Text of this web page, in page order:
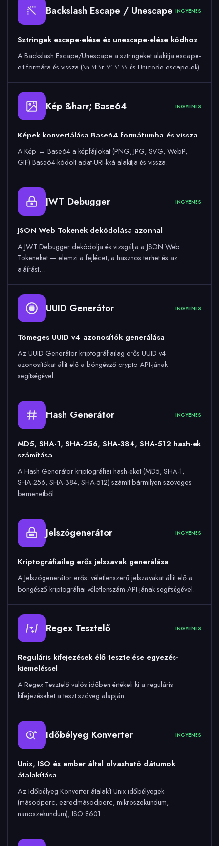
Backslash Escape / Unescape INGYENES
Sztringek escape-elése és unescape-elése kódhoz
A Backslash Escape/Unescape a sztringeket alakítja escape-
elt formára és vissza (\n \t \r \" \' \\ és Unicode escape-ek).
64 Kép &harr; Base64 INGYENES
Képek konvertálása Base64 formátumba és vissza
A Kép ↔ Base64 a képfájlokat (PNG, JPG, SVG, WebP,
GIF) Base64-kódolt adat-URI-kká alakítja és vissza.
JWT Debugger INGYENES
JSON Web Tokenek dekódolása azonnal
A JWT Debugger dekódolja és vizsgálja a JSON Web
Tokeneket — elemzi a fejlécet, a hasznos terhet és az
aláírást…
UUID Generátor INGYENES
Tömeges UUID v4 azonosítók generálása
Az UUID Generátor kriptográfiailag erős UUID v4
azonosítókat állít elő a böngésző crypto API-jának
segítségével.
Hash Generátor INGYENES
MD5, SHA-1, SHA-256, SHA-384, SHA-512 hash-ek
számítása
A Hash Generátor kriptográfiai hash-eket (MD5, SHA-1,
SHA-256, SHA-384, SHA-512) számít bármilyen szöveges
bemenetből.
Jelszógenerátor INGYENES
Kriptográfiailag erős jelszavak generálása
A Jelszógenerátor erős, véletlenszerű jelszavakat állít elő a
böngésző kriptográfiai véletlenszám-API-jának segítségével.
Regex Tesztelő INGYENES
Reguláris kifejezések élő tesztelése egyezés-
kiemeléssel
A Regex Tesztelő valós időben értékeli ki a reguláris
kifejezéseket a teszt szöveg alapján.
Időbélyeg Konverter INGYENES
Unix, ISO és ember által olvasható dátumok
átalakítása
Az Időbélyeg Konverter átalakít Unix időbélyegek
(másodperc, ezredmásodperc, mikroszekundum,
nanoszekundum), ISO 8601…